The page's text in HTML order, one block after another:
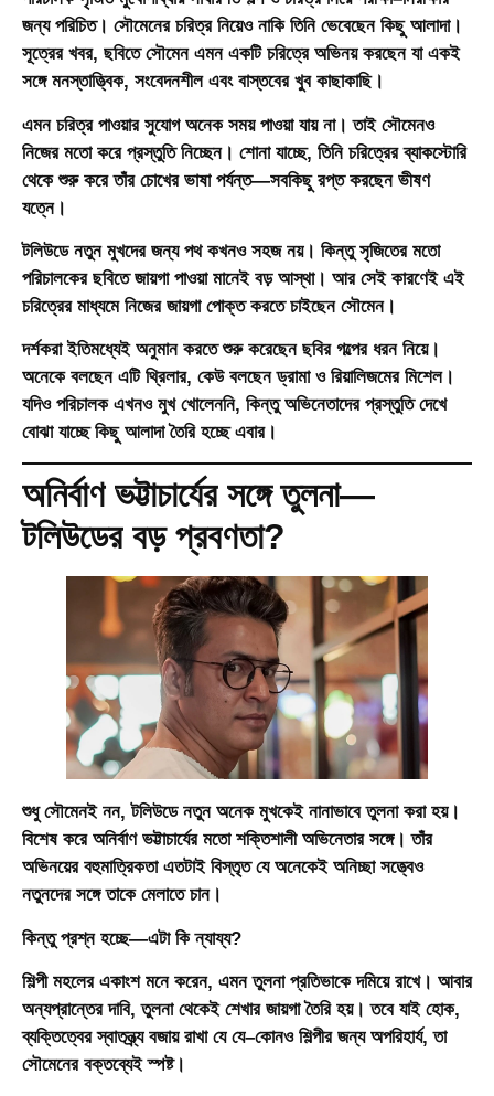
জন্য পরিচিত। সৌমেনের চরিত্র নিয়েও নাকি তিনি ভেবেছেন কিছু আলাদা।
সূত্রের খবর, ছবিতে সৌমেন এমন একটি চরিত্রে অভিনয় করছেন যা একই
সঙ্গে মনস্তাত্ত্বিক, সংবেদনশীল এবং বাস্তবের খুব কাছাকাছি।
এমন চরিত্র পাওয়ার সুযোগ অনেক সময় পাওয়া যায় না। তাই সৌমেনও
নিজের মতো করে প্রস্তুতি নিচ্ছেন। শোনা যাচ্ছে, তিনি চরিত্রের ব্যাকস্টোরি
থেকে শুরু করে তাঁর চোখের ভাষা পর্যন্ত—সবকিছু রপ্ত করছেন ভীষণ
যত্নে।
টলিউডে নতুন মুখদের জন্য পথ কখনও সহজ নয়। কিন্তু সৃজিতের মতো
পরিচালকের ছবিতে জায়গা পাওয়া মানেই বড় আস্থা। আর সেই কারণেই এই
চরিত্রের মাধ্যমে নিজের জায়গা পোক্ত করতে চাইছেন সৌমেন।
দর্শকরা ইতিমধ্যেই অনুমান করতে শুরু করেছেন ছবির গল্পের ধরন নিয়ে।
অনেকে বলছেন এটি থ্রিলার, কেউ বলছেন ড্রামা ও রিয়ালিজমের মিশেল।
যদিও পরিচালক এখনও মুখ খোলেননি, কিন্তু অভিনেতাদের প্রস্তুতি দেখে
বোঝা যাচ্ছে কিছু আলাদা তৈরি হচ্ছে এবার।
অনির্বাণ ভট্টাচার্যের সঙ্গে তুলনা—
টলিউডের বড় প্রবণতা?
শুধু সৌমেনই নন, টলিউডে নতুন অনেক মুখকেই নানাভাবে তুলনা করা হয়।
বিশেষ করে অনির্বাণ ভট্টাচার্যের মতো শক্তিশালী অভিনেতার সঙ্গে। তাঁর
অভিনয়ের বহুমাত্রিকতা এতটাই বিস্তৃত যে অনেকেই অনিচ্ছা সত্ত্বেও
নতুনদের সঙ্গে তাকে মেলাতে চান।
কিন্তু প্রশ্ন হচ্ছে—এটা কি ন্যায্য?
শিল্পী মহলের একাংশ মনে করেন, এমন তুলনা প্রতিভাকে দমিয়ে রাখে। আবার
অন্যপ্রান্তের দাবি, তুলনা থেকেই শেখার জায়গা তৈরি হয়। তবে যাই হোক,
ব্যক্তিত্বের স্বাতন্ত্র্য বজায় রাখা যে যে–কোনও শিল্পীর জন্য অপরিহার্য, তা
সৌমেনের বক্তব্যেই স্পষ্ট।